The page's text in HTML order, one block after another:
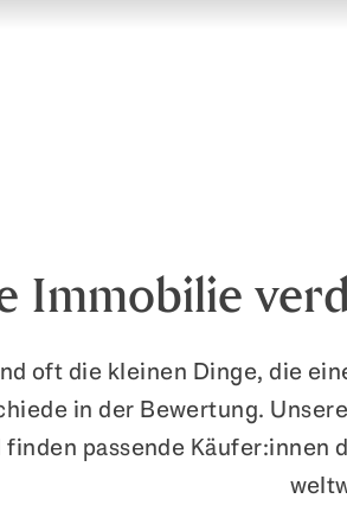
Immobilie
oft die kleinen Dinge, die
in der Bewertung.
finden passende Käufer:innen